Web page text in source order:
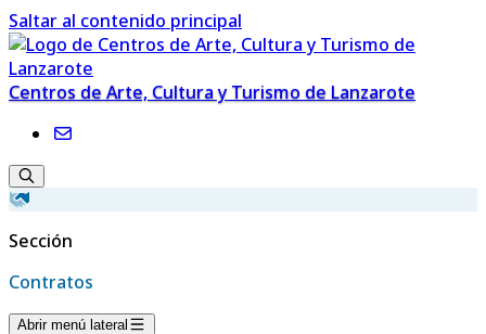
Saltar al contenido principal
Centros de Arte, Cultura y Turismo de Lanzarote
Sección
Contratos
Abrir menú lateral